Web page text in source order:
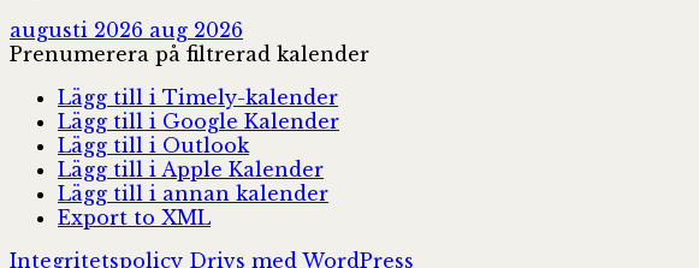
augusti 2026 aug 2026
Prenumerera på filtrerad kalender
Lägg till i Timely-kalender
Lägg till i Google Kalender
Lägg till i Outlook
Lägg till i Apple Kalender
Lägg till i annan kalender
Export to XML
Integritetspolicy Drivs med WordPress